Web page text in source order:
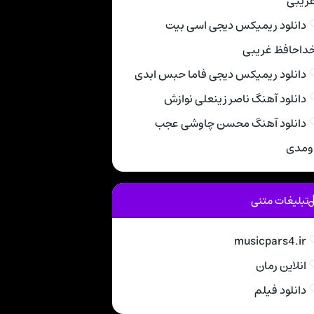
دانلود ریمیکس دیجی اسی بیت
غریبی
دانلود ریمیکس دیجی فاما حبس ابدی
دانلود آهنگ ناصر زینعلی نوازش
دانلود آهنگ محسن چاوشی عجب
تبلیغات متنی
musicpars4.ir
انلاین رمان
دانلود فیلم